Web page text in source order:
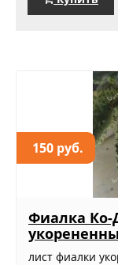
150 руб.
Фиалка
лист фиалки